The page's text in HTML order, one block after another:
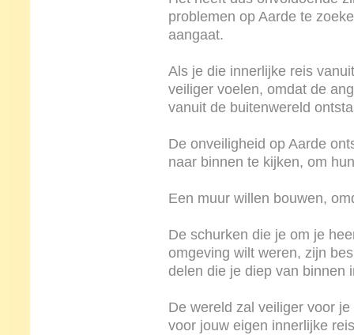
problemen op Aarde te
aangaat.
Als je die innerlijke reis
veiliger voelen, omdat de
vanuit de buitenwereld
De onveiligheid op Aarde
naar binnen te kijken, om
Een muur willen bouwen,
De schurken die je om je
omgeving wilt weren, zijn
delen die je diep van binnen
De wereld zal veiliger voor
voor jouw eigen innerlijke